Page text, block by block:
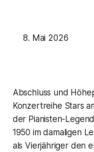
Mai 2026
Abschluss und
Konzertreihe Stars
der Pianisten-
1950 im damaligen
als Vierjähriger den